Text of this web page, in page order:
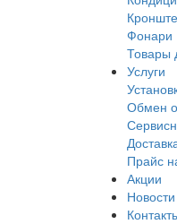
Фонари
Товары
Услуги
Обмен
Прайс
Акции
Новости